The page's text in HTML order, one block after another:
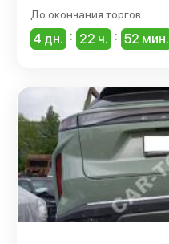
До окончания торгов
4 дн. : 22 ч. : 52 мин.